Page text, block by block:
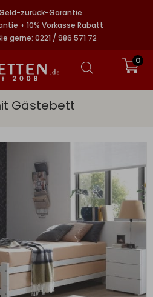
zurück-Garantie
+ 10% Vorkasse Rabatt
gerne: 0221 / 986 571 72
0
Gästebett